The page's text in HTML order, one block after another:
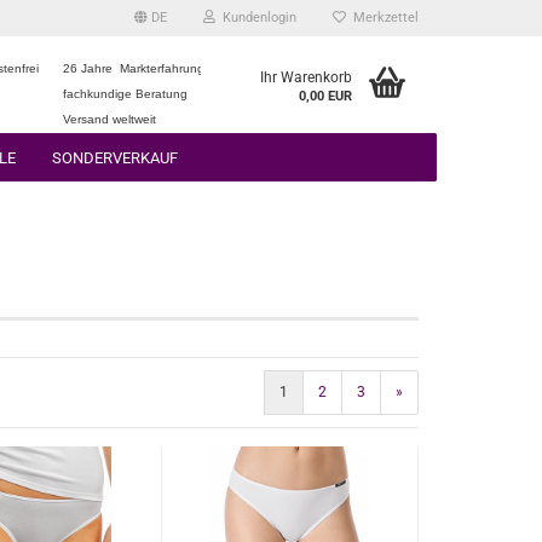
DE Kundenlogin Merkzettel
26 Jahre Markterfahrung
fachkundige Beratung
Versand weltweit
Ihr Warenkorb
0,00 EUR
SONDERVERKAUF
1 2 3 »